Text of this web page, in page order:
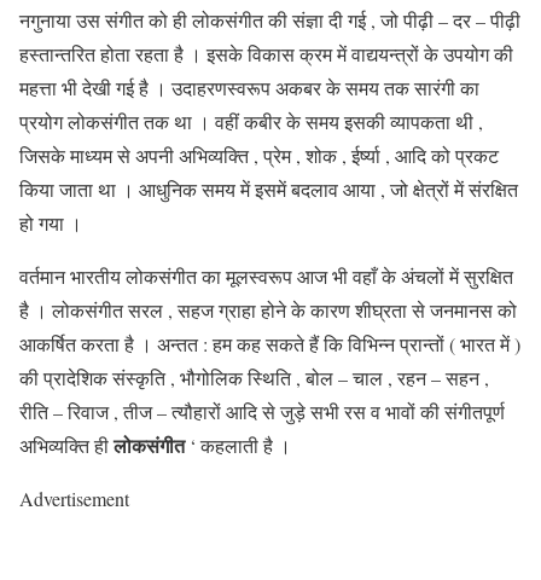
नगुनाया उस संगीत को ही लोकसंगीत की संज्ञा दी गई , जो पीढ़ी – दर – पीढ़ी
हस्तान्तरित होता रहता है । इसके विकास क्रम में वाद्ययन्त्रों के उपयोग की
महत्ता भी देखी गई है । उदाहरणस्वरूप अकबर के समय तक सारंगी का
प्रयोग लोकसंगीत तक था । वहीं कबीर के समय इसकी व्यापकता थी ,
जिसके माध्यम से अपनी अभिव्यक्ति , प्रेम , शोक , ईर्ष्या , आदि को प्रकट
किया जाता था । आधुनिक समय में इसमें बदलाव आया , जो क्षेत्रों में संरक्षित
हो गया ।
वर्तमान भारतीय लोकसंगीत का मूलस्वरूप आज भी वहाँ के अंचलों में सुरक्षित
है । लोकसंगीत सरल , सहज ग्राहा होने के कारण शीघ्रता से जनमानस को
आकर्षित करता है । अन्तत : हम कह सकते हैं कि विभिन्न प्रान्तों ( भारत में )
की प्रादेशिक संस्कृति , भौगोलिक स्थिति , बोल – चाल , रहन – सहन ,
रीति – रिवाज , तीज – त्यौहारों आदि से जुड़े सभी रस व भावों की संगीतपूर्ण
अभिव्यक्ति हीलोकसंगीत ‘ कहलाती है ।
Advertisement